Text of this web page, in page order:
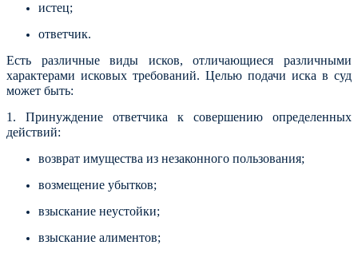
истец;
ответчик.
Есть различные виды исков, отличающиеся различными
характерами исковых требований. Целью подачи иска в суд
может быть:
1. Принуждение ответчика к совершению определенных
действий:
возврат имущества из незаконного пользования;
возмещение убытков;
взыскание неустойки;
взыскание алиментов;